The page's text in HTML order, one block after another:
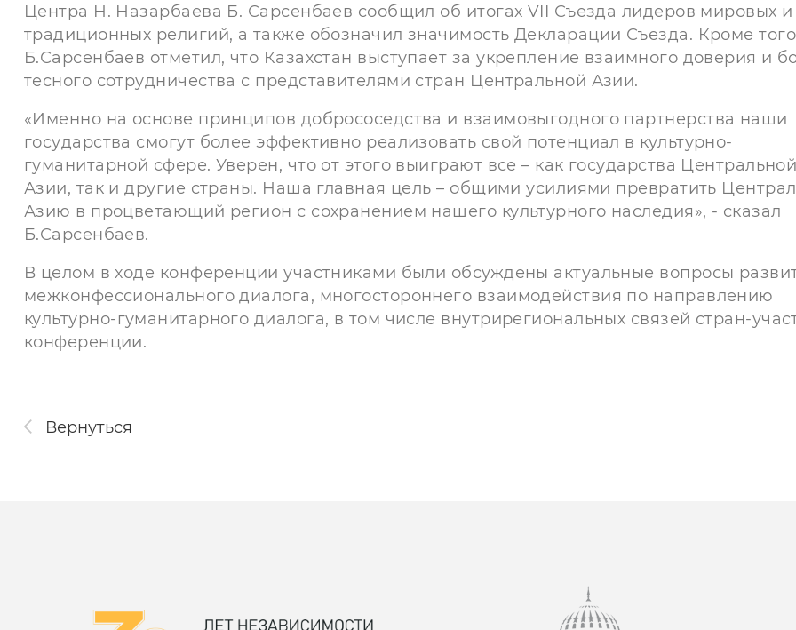
Центра Н. Назарбаева Б. Сарсенбаев сообщил об итогах VII Съезда лидеров мировых и
традиционных религий, а также обозначил значимость Декларации Съезда. Кроме
Б.Сарсенбаев отметил, что Казахстан выступает за укрепление взаимного доверия и
тесного сотрудничества с представителями стран Центральной Азии.
«Именно на основе принципов добрососедства и взаимовыгодного партнерства наши
государства смогут более эффективно реализовать свой потенциал в культурно-
гуманитарной сфере. Уверен, что от этого выиграют все – как государства Центральной
Азии, так и другие страны. Наша главная цель – общими усилиями превратить
Азию в процветающий регион с сохранением нашего культурного наследия», - сказал
Б.Сарсенбаев.
В целом в ходе конференции участниками были обсуждены актуальные вопросы
межконфессионального диалога, многостороннего взаимодействия по направлению
культурно-гуманитарного диалога, в том числе внутрирегиональных связей стран-
конференции.
Вернуться